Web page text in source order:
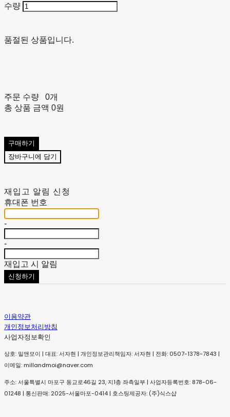
수량
품절된 상품입니다.
주문 수량
0개
총 상품 금액 0원
구매하기
장바구니에 담기
재입고 알림 신청
휴대폰 번호
-
-
재입고 시 알림
신청하기
이용약관
개인정보처리방침
사업자정보확인
상호: 밀앤모이 | 대표: 서자현 | 개인정보관리책임자: 서자현 | 전화: 0507-1378-7843 |
이메일: millandmoi@naver.com
주소: 서울특별시 마포구 동교로46길 23, 지1층 좌측일부 | 사업자등록번호: 878-06-
01248 | 통신판매: 2025-서울마포-0414 | 호스팅제공자: (주)식스샵